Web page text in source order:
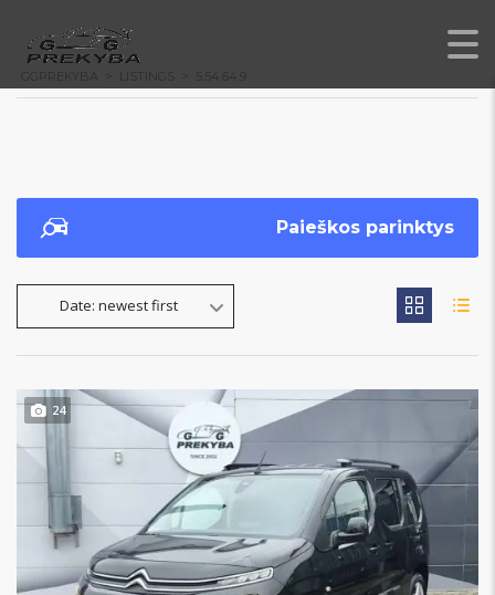
GGPREKYBA LISTINGS 5.54.64.9
Paieškos parinktys
Date: newest first
24